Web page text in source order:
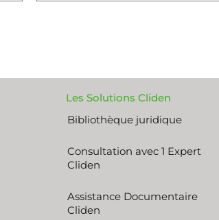
Les Solutions Cliden
Bibliothèque juridique
Consultation avec 1 Expert
Cliden
Assistance Documentaire
Cliden